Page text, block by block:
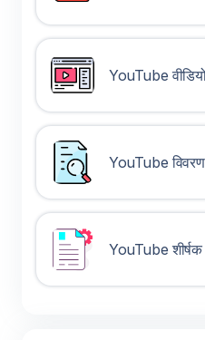
YouTube
YouTube
YouTube